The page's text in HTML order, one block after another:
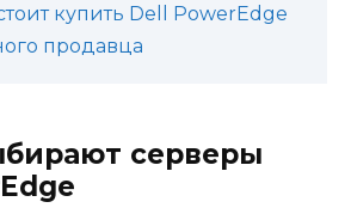
купить Dell PowerEdge
продавца
серверы